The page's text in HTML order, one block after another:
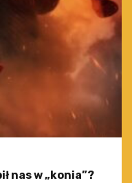
nas w „konia”?